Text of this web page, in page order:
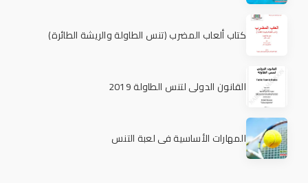
كتاب ألعاب المضرب (تنس الطاولة والريشة الطائرة)
القانون الدولي لتنس الطاولة 2019
المهارات الأساسية في لعبة التنس